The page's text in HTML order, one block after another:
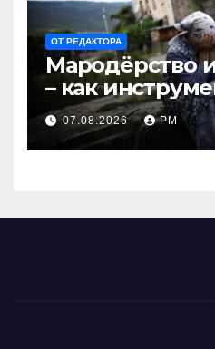
ОТ РЕДАКТОРА
Мародёрство
– как
современной
России
07.08.2026 РМ